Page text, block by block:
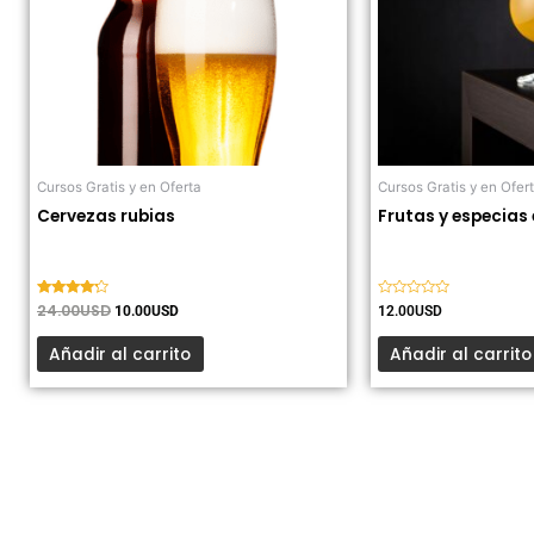
Cursos Gratis y en Oferta
Cervezas rubias
Valorado
con
4.00
de 5
24.00USD 10.00USD
Añadir al carrito
Cursos Gratis y en
Frutas y especias
Valorado
con
0
12.00USD
Añadir al carrito